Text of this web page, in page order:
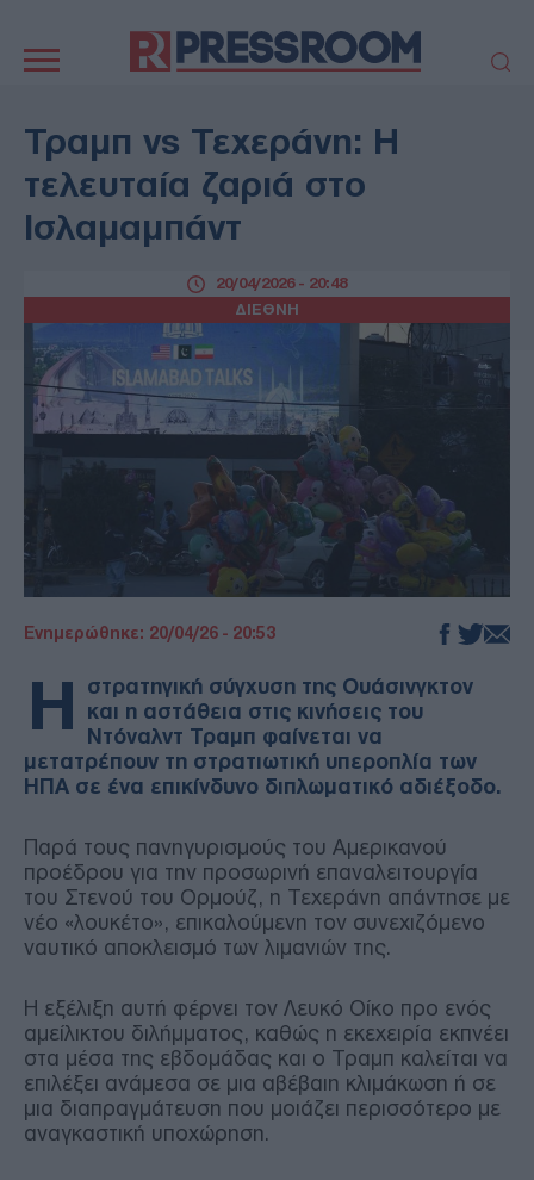
πλοήγηση
ΠΟΛΙΤΙΚΗ
ΤΟΥΡΚΙΑ
ΟΙΚΟΝΟΜΙΑ
ΕΚΚΛΗΣΙΑ
ΑΜΥΝΑ
ΔΙΕΘΝΗ
ΑΥΤΟΔΙΟΙΚΗΣΗ
ΓΑΣΤΡΟΝΟΜΙΑ
ΥΓΕΙΑ
ΠΑΡΑΞΕΝΑ
ΖΩΔΙΑ
Τραμπ vs Τεχεράνη: Η
τελευταία ζαριά στο
Ισλαμαμπάντ
ΔΙΕΘΝΗ
20/04/2026 - 20:48
Ενημερώθηκε: 20/04/26 - 20:53
Η
στρατηγική σύγχυση της Ουάσινγκτον
και η αστάθεια στις κινήσεις του
Ντόναλντ Τραμπ φαίνεται να
μετατρέπουν τη στρατιωτική υπεροπλία των
ΗΠΑ σε ένα επικίνδυνο διπλωματικό αδιέξοδο.
Παρά τους πανηγυρισμούς του Αμερικανού
προέδρου για την προσωρινή επαναλειτουργία
του Στενού του Ορμούζ, η Τεχεράνη απάντησε με
νέο «λουκέτο», επικαλούμενη τον συνεχιζόμενο
ναυτικό αποκλεισμό των λιμανιών της.
Η εξέλιξη αυτή φέρνει τον Λευκό Οίκο προ ενός
αμείλικτου διλήμματος, καθώς η εκεχειρία εκπνέει
στα μέσα της εβδομάδας και ο Τραμπ καλείται να
επιλέξει ανάμεσα σε μια αβέβαιη κλιμάκωση ή σε
μια διαπραγμάτευση που μοιάζει περισσότερο με
αναγκαστική υποχώρηση.